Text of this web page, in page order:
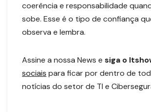
coerência e responsabilidade
sobe. Esse é o tipo de confiança
observa e lembra.
Assine a nossa News e siga o
sociais para ficar por dentro de
notícias do setor de TI e